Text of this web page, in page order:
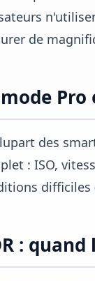
de
des
: ISO,
difficiles
: